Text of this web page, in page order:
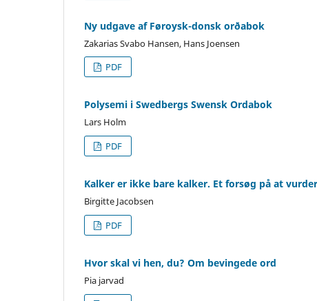
Ny udgave af Føroysk-donsk orðabok
Zakarias Svabo Hansen, Hans Joensen
PDF
Polysemi i Swedbergs Swensk Ordabok
Lars Holm
PDF
Kalker er ikke bare kalker. Et forsøg på at
Birgitte Jacobsen
PDF
Hvor skal vi hen, du? Om bevingede ord
Pia jarvad